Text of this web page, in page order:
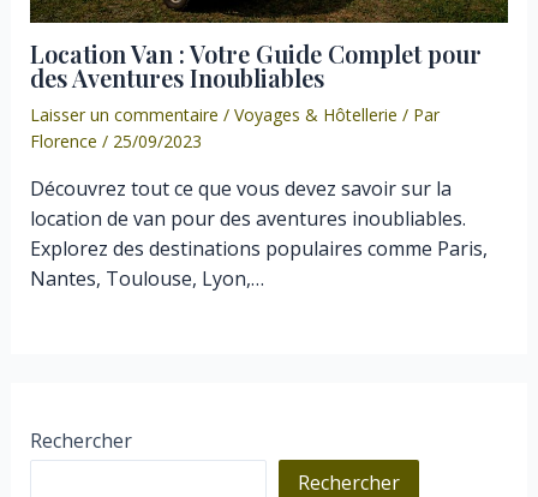
Location Van : Votre Guide Complet pour
des Aventures Inoubliables
Laisser un commentaire / Voyages & Hôtellerie / Par
Florence / 25/09/2023
Découvrez tout ce que vous devez savoir sur la
location de van pour des aventures inoubliables.
Explorez des destinations populaires comme Paris,
Nantes, Toulouse, Lyon,…
Rechercher
Rechercher